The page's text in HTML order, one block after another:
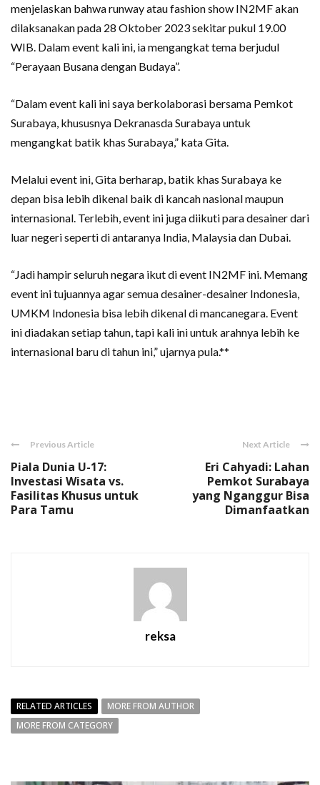
menjelaskan bahwa runway atau fashion show IN2MF akan
dilaksanakan pada 28 Oktober 2023 sekitar pukul 19.00
WIB. Dalam event kali ini, ia mengangkat tema berjudul
“Perayaan Busana dengan Budaya”.
“Dalam event kali ini saya berkolaborasi bersama Pemkot
Surabaya, khususnya Dekranasda Surabaya untuk
mengangkat batik khas Surabaya,” kata Gita.
Melalui event ini, Gita berharap, batik khas Surabaya ke
depan bisa lebih dikenal baik di kancah nasional maupun
internasional. Terlebih, event ini juga diikuti para desainer dari
luar negeri seperti di antaranya India, Malaysia dan Dubai.
“Jadi hampir seluruh negara ikut di event IN2MF ini. Memang
event ini tujuannya agar semua desainer-desainer Indonesia,
UMKM Indonesia bisa lebih dikenal di mancanegara. Event
ini diadakan setiap tahun, tapi kali ini untuk arahnya lebih ke
internasional baru di tahun ini,” ujarnya pula.**
Previous Article
Piala Dunia U-17:
Investasi Wisata vs.
Fasilitas Khusus untuk
Para Tamu
Next Article
Eri Cahyadi: Lahan
Pemkot Surabaya
yang Nganggur Bisa
Dimanfaatkan
reksa
RELATED ARTICLES
MORE FROM AUTHOR
MORE FROM CATEGORY